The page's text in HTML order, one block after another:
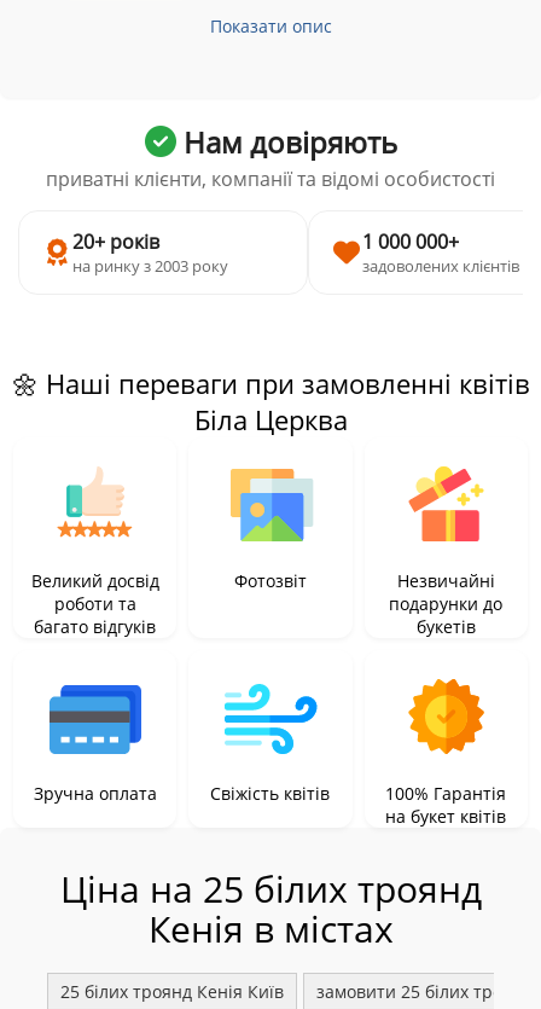
Показати опис
Нам довіряють
приватні клієнти, компанії та відомі особистості
20+ років
на ринку з 2003 року
1 000 000+
задоволених клієнтів
🌼 Наші переваги при замовленні квітів
Біла Церква
Великий досвід
роботи та
багато відгуків
Фотозвіт
Незвичайні
подарунки до
букетів
Зручна оплата Свіжість квітів
100% Гарантія
на букет квітів
Ціна на 25 білих троянд
Кенія в містах
25 білих троянд Кенія Київ замовити 25 білих